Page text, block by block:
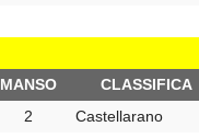
MANSO
CLASSIFICA
2
Castellarano